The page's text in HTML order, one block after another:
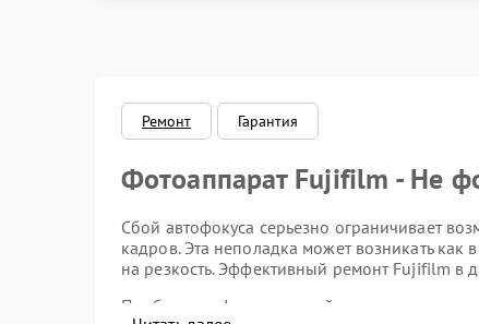
Ремонт Гарантия
Фотоаппарат Fujifilm - Не
Сбой автофокуса серьезно ограничивает
кадров. Эта неполадка может возникать
на резкость. Эффективный ремонт Fujifilm в
Проблемы с фокусировкой редко имеют